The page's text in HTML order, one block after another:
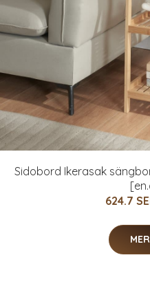
Sidobord Ikerasak
624.7